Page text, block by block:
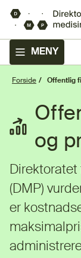
MENY
Forside Offentlig
og
(DMP)
er